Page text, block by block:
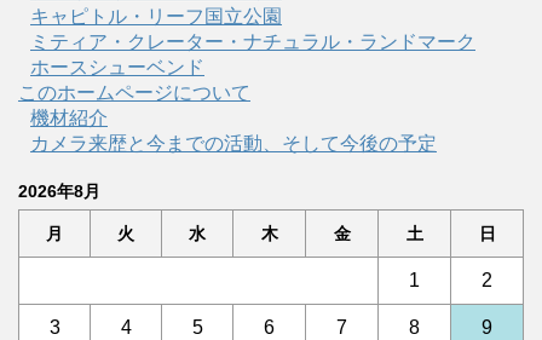
キャピトル・リーフ国立公園
ミティア・クレーター・ナチュラル・ランドマーク
ホースシューベンド
このホームページについて
機材紹介
カメラ来歴と今までの活動、そして今後の予定
2026年8月
月 火 水 木 金 土 日
1 2
3 4 5 6 7 8 9